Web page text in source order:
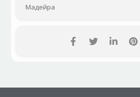
Мадейра